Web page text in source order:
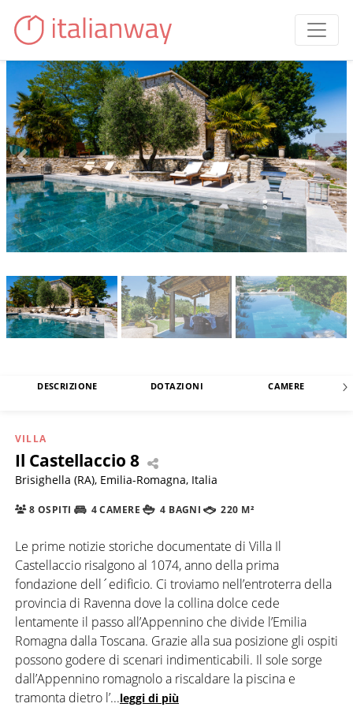
DESCRIZIONE DOTAZIONI CAMERE
VILLA
Il Castellaccio 8
Brisighella (RA), Emilia-Romagna, Italia
8 OSPITI 4 CAMERE 4 BAGNI 220 M²
Le prime notizie storiche documentate di Villa Il
Castellaccio risalgono al 1074, anno della prima
fondazione dell´edificio. Ci troviamo nell’entroterra della
provincia di Ravenna dove la collina dolce cede
lentamente il passo all’Appennino che divide l’Emilia
Romagna dalla Toscana. Grazie alla sua posizione gli ospiti
possono godere di scenari indimenticabili. Il sole sorge
dall’Appennino romagnolo a riscaldare la piscina e
tramonta dietro l’...leggi di più